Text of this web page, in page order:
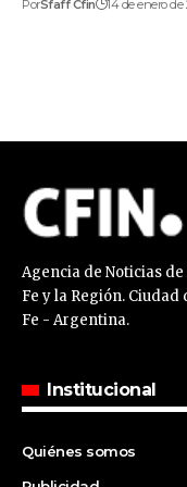
PorSfaff Cfin 14 de enero de
Agencia de Noticias
Fe y la Región. Ciudad
Fe - Argentina.
Institucional
Quiénes somos